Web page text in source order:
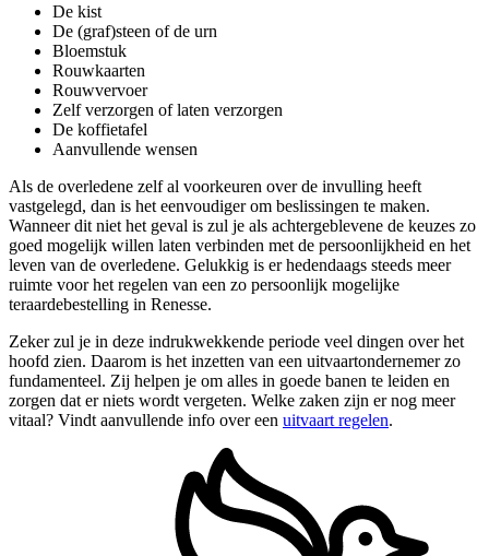
De kist
De (graf)steen of de urn
Bloemstuk
Rouwkaarten
Rouwvervoer
Zelf verzorgen of laten verzorgen
De koffietafel
Aanvullende wensen
Als de overledene zelf al voorkeuren over de invulling heeft
vastgelegd, dan is het eenvoudiger om beslissingen te maken.
Wanneer dit niet het geval is zul je als achtergeblevene de keuzes zo
goed mogelijk willen laten verbinden met de persoonlijkheid en het
leven van de overledene. Gelukkig is er hedendaags steeds meer
ruimte voor het regelen van een zo persoonlijk mogelijke
teraardebestelling in Renesse.
Zeker zul je in deze indrukwekkende periode veel dingen over het
hoofd zien. Daarom is het inzetten van een uitvaartondernemer zo
fundamenteel. Zij helpen je om alles in goede banen te leiden en
zorgen dat er niets wordt vergeten. Welke zaken zijn er nog meer
vitaal? Vindt aanvullende info over een uitvaart regelen.